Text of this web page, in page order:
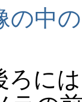
の中
ろに